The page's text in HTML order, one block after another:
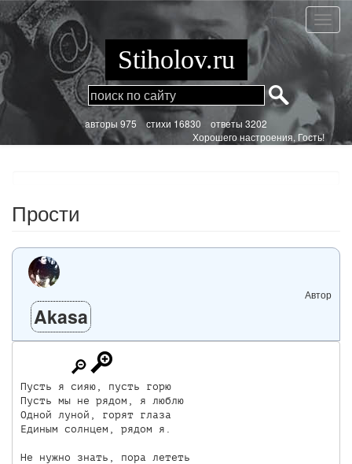
Перейти
к
основному
содержанию
Stiholov.ru
aвторы 975стихи 16830 ответы 3202
Хорошего настроения, Гость!
Прости
Автор
Akasa
Пусть я сияю, пусть горю
Пусть мы не рядом, я люблю
Одной луной, горят глаза
Единым солнцем, рядом я.
Не нужно знать, пора лететь